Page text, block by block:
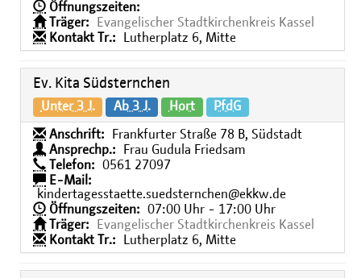
Öffnungszeiten:
Träger:
Evangelischer Stadtkirchenkreis Kassel
Kontakt Tr.:
Lutherplatz 6, Mitte
Ev. Kita Südsternchen
Unter 3 J. Ab 3 J. Hort PfdG
Anschrift:
Frankfurter Straße 78 B, Südstadt
Ansprechp.:
Frau Gudula Friedsam
Telefon:
0561 27097
E-Mail:
kindertagesstaette.suedsternchen@ekkw.de
Öffnungszeiten:
07:00 Uhr - 17:00 Uhr
Träger:
Evangelischer Stadtkirchenkreis Kassel
Kontakt Tr.:
Lutherplatz 6, Mitte